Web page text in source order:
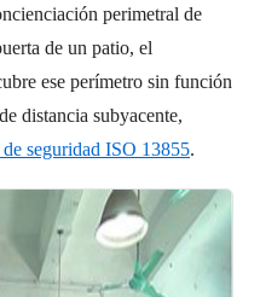
perimetral de
de un patio, el
ese perímetro sin función
distancia subyacente,
seguridad ISO 13855.